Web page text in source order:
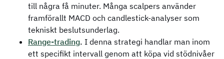
till några få minuter. Många scalpers använder
framförallt MACD och candlestick-analyser som
tekniskt beslutsunderlag.
Range-trading. I denna strategi handlar man inom
ett specifikt intervall genom att köpa vid stödnivåer